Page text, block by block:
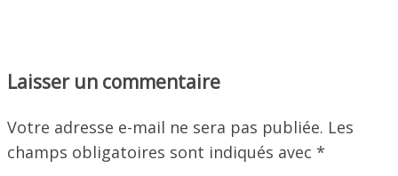
Laisser un commentaire
Votre adresse e-mail ne sera pas publiée. Les
champs obligatoires sont indiqués avec *